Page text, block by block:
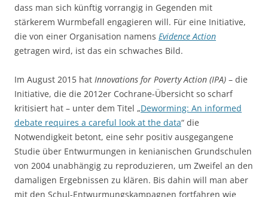
dass man sich künftig vorrangig in Gegenden mit
stärkerem Wurmbefall engagieren will. Für eine Initiative,
die von einer Organisation namens Evidence Action
getragen wird, ist das ein schwaches Bild.
Im August 2015 hat Innovations for Poverty Action (IPA) – die
Initiative, die die 2012er Cochrane-Übersicht so scharf
kritisiert hat – unter dem Titel „Deworming: An informed
debate requires a careful look at the data“ die
Notwendigkeit betont, eine sehr positiv ausgegangene
Studie über Entwurmungen in kenianischen Grundschulen
von 2004 unabhängig zu reproduzieren, um Zweifel an den
damaligen Ergebnissen zu klären. Bis dahin will man aber
mit den Schul-Entwurmungskampagnen fortfahren wie